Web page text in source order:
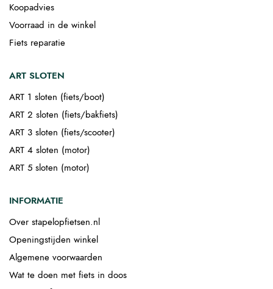
Koopadvies
Voorraad in de winkel
Fiets reparatie
ART SLOTEN
ART 1 sloten (fiets/boot)
ART 2 sloten (fiets/bakfiets)
ART 3 sloten (fiets/scooter)
ART 4 sloten (motor)
ART 5 sloten (motor)
INFORMATIE
Over stapelopfietsen.nl
Openingstijden winkel
Algemene voorwaarden
Wat te doen met fiets in doos